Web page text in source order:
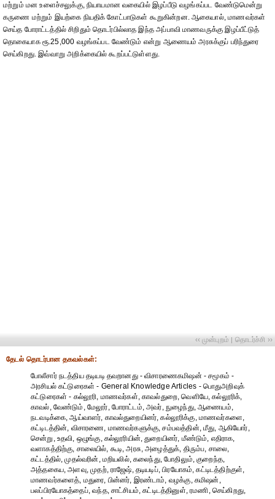
மற்றும் மன உளைச்சலுக்கு, நியாயமான வகையில் இழப்பீடு வழங்கப்பட வேண்டுமென்று
கருணை மற்றும் இயற்கை நியதிக் கோட்பாடுகள் கூறுகின்றன. ஆகையால், மாணவர்கள்
செய்த போராட்டத்தில் சிறிதும் தொடர்பில்லாத இந்த அப்பாவி மாணவருக்கு இழப்பீட்டுத்
தொகையாக ரூ.25,000 வழங்கப்பட வேண்டும் என்று ஆணையம் அரசுக்குப் பரிந்துரை
செய்கிறது. இவ்வாறு அறிக்கையில் கூறப்பட்டுள்ளது.
‹‹ முன்புறம் | தொடர்ச்சி ››
தேட‌ல் தொட‌ர்பான தகவ‌ல்க‌ள்:
போலீசார் நடத்திய தடியடி தவறானது - விசாரணைகமிஷன் - சமூகம் -
அரசியல் கட்டுரைகள் - General Knowledge Articles - பொதுஅறிவுக்
கட்டுரைகள் - கல்லூரி, மாணவர்கள், காவல்துறை, வெளியே, கல்லூரிக்,
காவல், வேண்டும், மேலூர், போராட்டம், அவர், நுழைந்து, ஆணையம்,
நடவடிக்கை, ஆய்வாளர், காவல்துறையினர், கல்லூரிக்கு, மாணவர்களை,
கட்டிடத்தின், விசாரணை, மாணவர்களுக்கு, சம்பவத்தின், மீது, ஆகியோர்,
சென்று, உதவி, ஒழுங்கு, கல்லூரியின், துறையினர், மீண்டும், எதிராக,
வளாகத்திற்கு, சாலையில், கூடி, அரசு, அழைத்துக், திரும்ப, சாலை,
கட்டத்தில், முதல்வரின், மறியலில், கலைந்து, போதிலும், குறைந்த,
அத்தகைய, அளவு, முதற், ராஜேஷ், தடியடிப், பிரயோகம், கட்டிடத்திற்குள்,
மாணவர்களைத், மதுரை, பின்னர், இரண்டாம், வழக்கு, கமிஷன்,
பலப்பிரயோகத்தைப், வந்த, சாட்சியம், கட்டிடத்தினுள், ரமணி, செய்கிறது,